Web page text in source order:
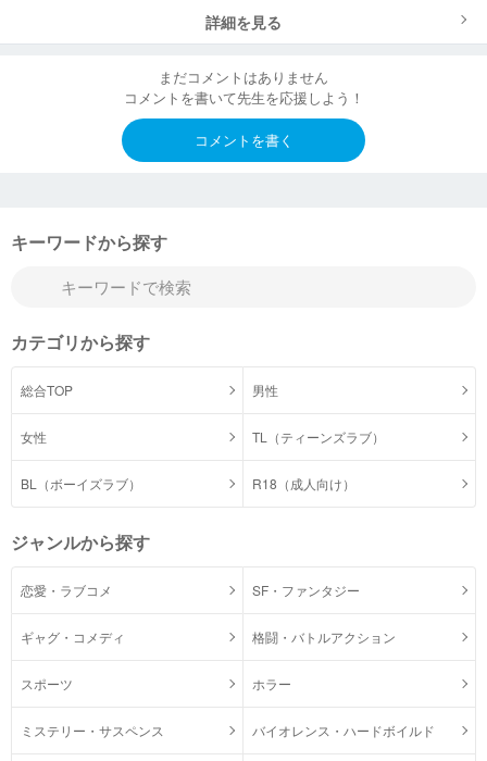
詳細を見る
まだコメントはありません
コメントを書いて先生を応援しよう！
コメントを書く
キーワードから探す
カテゴリから探す
総合TOP 男性
女性 TL（ティーンズラブ）
BL（ボーイズラブ） R18（成人向け）
ジャンルから探す
恋愛・ラブコメ SF・ファンタジー
ギャグ・コメディ 格闘・バトルアクション
スポーツ ホラー
ミステリー・サスペンス バイオレンス・ハードボイルド